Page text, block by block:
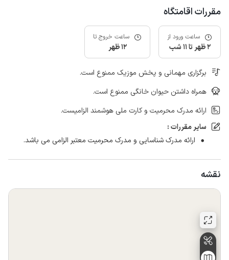
مقررات اقامتگاه
ساعت ورود از
2 ظهر تا 11 شب
ساعت خروج تا
12 ظهر
برگزاری مهمانی و پخش موزیک ممنوع است.
همراه داشتن حیوان خانگی ممنوع است.
ارائه مدرک محرمیت و کارت ملی هوشمند الزامیست.
سایر مقررات :
ارائه مدرک شناسایی و مدرک محرمیت معتبر الزامی می باشد.
نقشه